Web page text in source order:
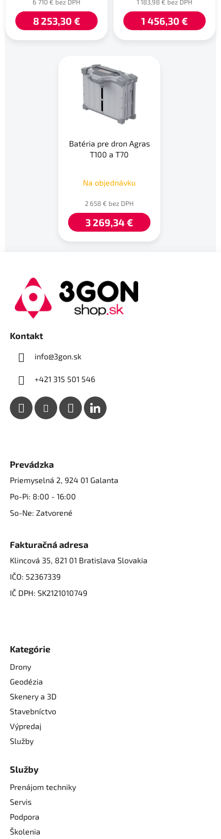
6 710 € bez DPH
8 253,30 €
1 183,98 € bez DPH
1 456,30 €
Batéria pre dron Agras
T100 a T70
Na objednávku
2 658 € bez DPH
3 269,34 €
Kontakt
info@3gon.sk
+421 315 501 546
Prevádzka
Priemyselná 2, 924 01 Galanta
Po-Pi: 8:00 - 16:00
So-Ne: Zatvorené
Fakturačná adresa
Klincová 35, 821 01 Bratislava Slovakia
IČO: 52367339
IČ DPH: SK2121010749
Kategórie
Drony
Geodézia
Skenery a 3D
Stavebníctvo
Výpredaj
Služby
Služby
Prenájom techniky
Servis
Podpora
Školenia